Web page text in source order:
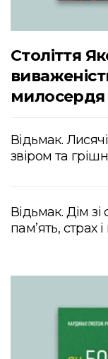
Століття
милосердя
Відьмак.
звіром та
Відьмак. Дім
пам’ять, страх